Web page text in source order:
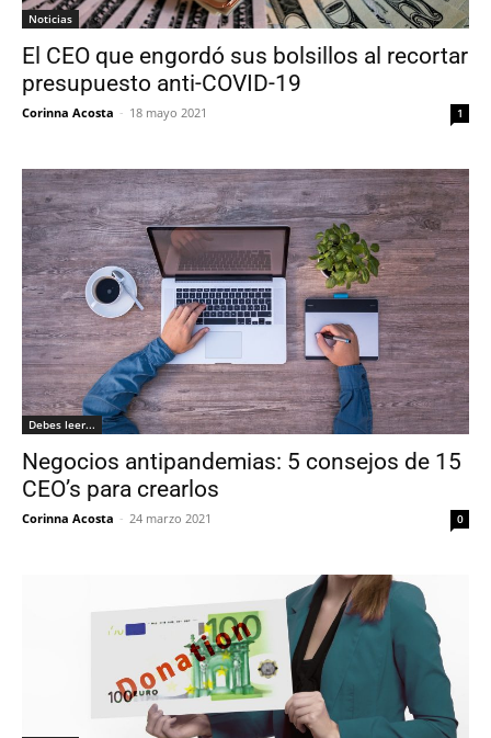
Noticias
El CEO que engordó sus bolsillos al recortar
presupuesto anti-COVID-19
Corinna Acosta - 18 mayo 2021 1
Debes leer...
Negocios antipandemias: 5 consejos de 15
CEO’s para crearlos
Corinna Acosta - 24 marzo 2021 0